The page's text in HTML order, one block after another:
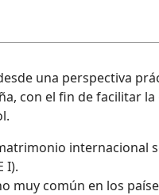
una perspectiva
con el fin de facilitar
internacional
I).
muy común en los